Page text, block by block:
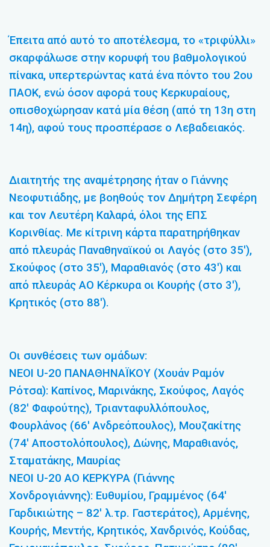
Έπειτα από αυτό το αποτέλεσμα, το «τριφύλλι»
σκαρφάλωσε στην κορυφή του βαθμολογικού
πίνακα, υπερτερώντας κατά ένα πόντο του 2ου
ΠΑΟΚ, ενώ όσον αφορά τους Κερκυραίους,
οπισθοχώρησαν κατά μία θέση (από τη 13η στη
14η), αφού τους προσπέρασε ο Λεβαδειακός.
Διαιτητής της αναμέτρησης ήταν ο Γιάννης
Νεοφυτιάδης, με βοηθούς τον Δημήτρη Σεφέρη
και τον Λευτέρη Καλαρά, όλοι της ΕΠΣ
Κορινθίας. Με κίτρινη κάρτα παρατηρήθηκαν
από πλευράς Παναθηναϊκού οι Λαγός (στο 35′),
Σκούφος (στο 35′), Μαραθιανός (στο 43′) και
από πλευράς ΑΟ Κέρκυρα οι Κουρής (στο 3′),
Κρητικός (στο 88′).
Οι συνθέσεις των ομάδων:
ΝΕΟΙ U-20 ΠΑΝΑΘΗΝΑΪΚΟΥ (Χουάν Ραμόν
Ρότσα): Καπίνος, Μαρινάκης, Σκούφος, Λαγός
(82′ Φαφούτης), Τριανταφυλλόπουλος,
Φουρλάνος (66′ Ανδρεόπουλος), Μουζακίτης
(74′ Αποστολόπουλος), Δώνης, Μαραθιανός,
Σταματάκης, Μαυρίας
ΝΕΟΙ U-20 ΑΟ ΚΕΡΚΥΡΑ (Γιάννης
Χονδρογιάννης): Ευθυμίου, Γραμμένος (64′
Γαρδικιώτης – 82′ λ.τρ. Γαστεράτος), Αρμένης,
Κουρής, Μεντής, Κρητικός, Χανδρινός, Κούδας,